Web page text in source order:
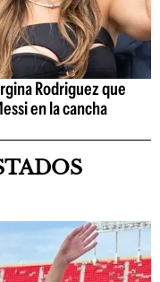
Rodriguez que
en la cancha